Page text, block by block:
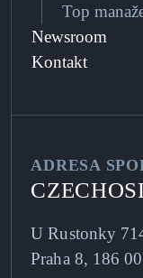
ADRESA
U Rustonky
Praha 8, 186 00
Top
Newsroom
Kontakt